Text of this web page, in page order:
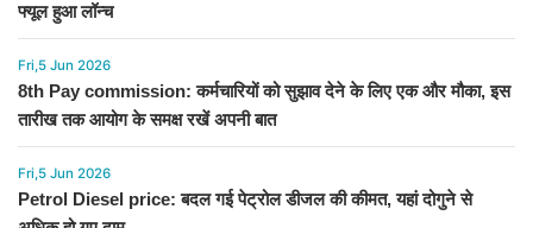
फ्यूल हुआ लॉन्च
Fri,5 Jun 2026
8th Pay commission: कर्मचारियों को सुझाव देने के लिए एक और मौका, इस
तारीख तक आयोग के समक्ष रखें अपनी बात
Fri,5 Jun 2026
Petrol Diesel price: बदल गई पेट्रोल डीजल की कीमत, यहां दोगुने से